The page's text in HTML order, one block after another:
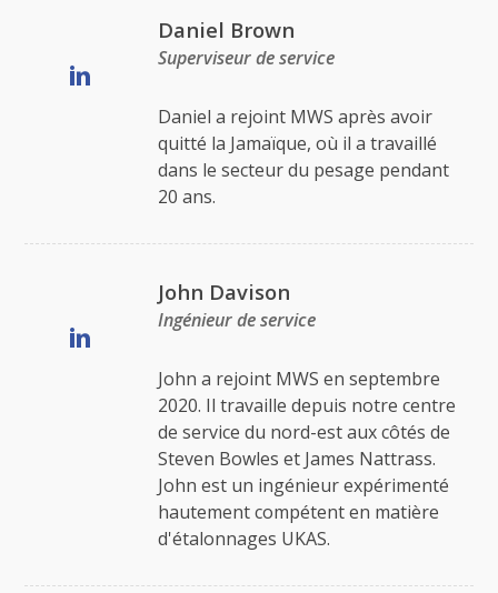
Daniel Brown
Superviseur de service
Daniel a rejoint MWS après avoir
quitté la Jamaïque, où il a travaillé
dans le secteur du pesage pendant
20 ans.
John Davison
Ingénieur de service
John a rejoint MWS en septembre
2020. Il travaille depuis notre centre
de service du nord-est aux côtés de
Steven Bowles et James Nattrass.
John est un ingénieur expérimenté
hautement compétent en matière
d'étalonnages UKAS.